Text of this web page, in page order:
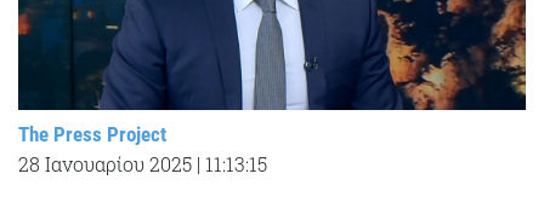
The Press Project
28 Ιανουαρίου 2025 | 11:13:15